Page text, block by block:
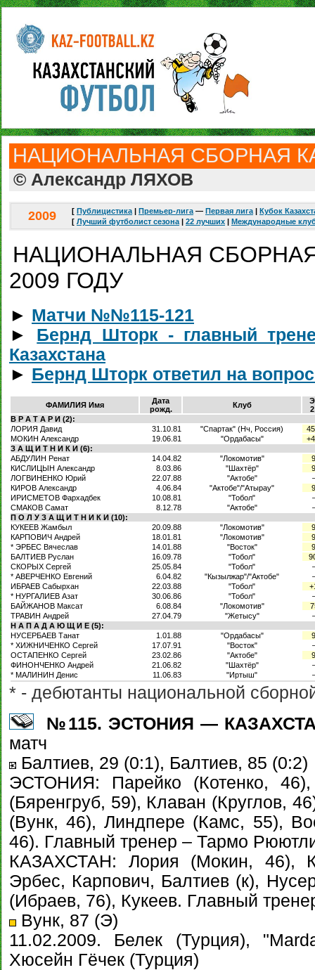
НАЦИОНАЛЬНАЯ СБОРНАЯ
© Александр ЛЯХОВ
2009 [ Публицистика | Премьер-лига — Первая лига | Кубок
[ Лучший футболист сезона | 22 лучших | Международные
НАЦИОНАЛЬНАЯ
2009 ГОДУ
► Матчи №№115-121
► Бернд Шторк - главный
Казахстана
► Бернд Шторк ответил на
ФАМИЛИЯ Имя
Дата
рожд.
Клуб
В Р А Т А Р И (2):
ЛОРИЯ Давид
31.10.81 "Спартак" (Нч, Россия)
МОКИН Александр
19.06.81 "Ордабасы"
З А Щ И Т Н И К И (6):
АБДУЛИН Ренат
14.04.82 "Локомотив"
КИСЛИЦЫН Александр
8.03.86 "Шахтёр"
ЛОГВИНЕНКО Юрий
22.07.88 "Актобе"
КИРОВ Александр
4.06.84 "Актобе"/"Атырау"
ИРИСМЕТОВ Фархадбек
10.08.81 "Тобол"
СМАКОВ Самат
8.12.78 "Актобе"
П О Л У З А Щ И Т Н И К И (10):
КУКЕЕВ Жамбыл
20.09.88 "Локомотив"
КАРПОВИЧ Андрей
18.01.81 "Локомотив"
* ЭРБЕС Вячеслав
14.01.88 "Восток"
БАЛТИЕВ Руслан
16.09.78 "Тобол"
СКОРЫХ Сергей
25.05.84 "Тобол"
* АВЕРЧЕНКО Евгений
6.04.82 "Кызылжар"/"Актобе"
ИБРАЕВ Сабырхан
22.03.88 "Тобол"
* НУРГАЛИЕВ Азат
30.06.86 "Тобол"
БАЙЖАНОВ Максат
6.08.84 "Локомотив"
ТРАВИН Андрей
27.04.79 "Жетысу"
Н А П А Д А Ю Щ И Е (5):
НУСЕРБАЕВ Танат
1.01.88 "Ордабасы"
* ХИЖНИЧЕНКО Сергей
17.07.91 "Восток"
ОСТАПЕНКО Сергей
23.02.86 "Актобе"
ФИНОНЧЕНКО Андрей
21.06.82 "Шахтёр"
* МАЛИНИН Денис
11.06.83 "Иртыш"
* - дебютанты национальной
№115. ЭСТОНИЯ —
матч
Балтиев, 29 (0:1), Балтиев, 85 (0:2)
ЭСТОНИЯ: Парейко (Котенко,
(Бяренгруб, 59), Клаван (Круглов,
(Вунк, 46), Линдпере (Камс, 55),
46). Главный тренер – Тармо
КАЗАХСТАН: Лория (Мокин, 46),
Эрбес, Карпович, Балтиев (к),
(Ибраев, 76), Кукеев. Главный
Вунк, 87 (Э)
11.02.2009. Белек (Турция),
Хюсейн Гёчек (Турция)